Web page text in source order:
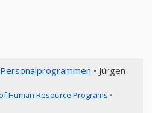
• Jürgen
Human Resource Programs •